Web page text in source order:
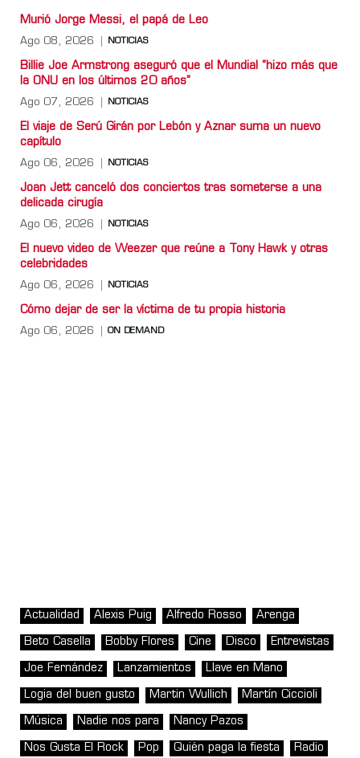
Murió Jorge Messi, el papá de Leo
Ago 08, 2026 NOTICIAS
Billie Joe Armstrong aseguró que el Mundial “hizo más que
la ONU en los últimos 20 años”
Ago 07, 2026 NOTICIAS
El viaje de Serú Girán por Lebón y Aznar suma un nuevo
capítulo
Ago 06, 2026 NOTICIAS
Joan Jett canceló dos conciertos tras someterse a una
delicada cirugía
Ago 06, 2026 NOTICIAS
El nuevo video de Weezer que reúne a Tony Hawk y otras
celebridades
Ago 06, 2026 NOTICIAS
Cómo dejar de ser la víctima de tu propia historia
Ago 06, 2026 ON DEMAND
Actualidad Alexis Puig Alfredo Rosso Arenga
Beto Casella Bobby Flores Cine Disco Entrevistas
Joe Fernández Lanzamientos Llave en Mano
Logia del buen gusto Martin Wullich Martín Ciccioli
Música Nadie nos para Nancy Pazos
Nos Gusta El Rock Pop Quién paga la fiesta Radio